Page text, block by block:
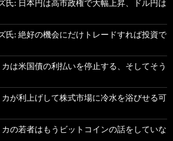
氏: 日本円は高市政権で大幅上昇、ドル円は
氏: 絶好の機会にだけトレードすれば投資で
は米国債の利払いを停止する、そしてそう
が利上げして株式市場に冷水を浴びせる可
の若者はもうビットコインの話をしていな